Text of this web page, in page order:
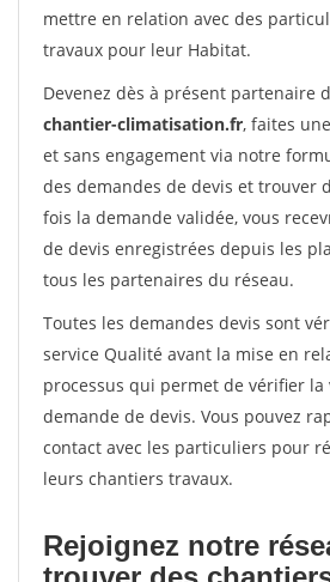
mettre en relation avec des
travaux pour leur Habitat.
Devenez dès à présent partenaire
chantier-climatisation.fr, faites
et sans engagement via notre
des demandes de devis et trouver
fois la demande validée, vous
de devis enregistrées depuis les
tous les partenaires du réseau.
Toutes les demandes devis sont
service Qualité avant la mise en
processus qui permet de vérifier la
demande de devis. Vous pouvez
contact avec les particuliers pour
leurs chantiers travaux.
Rejoignez notre